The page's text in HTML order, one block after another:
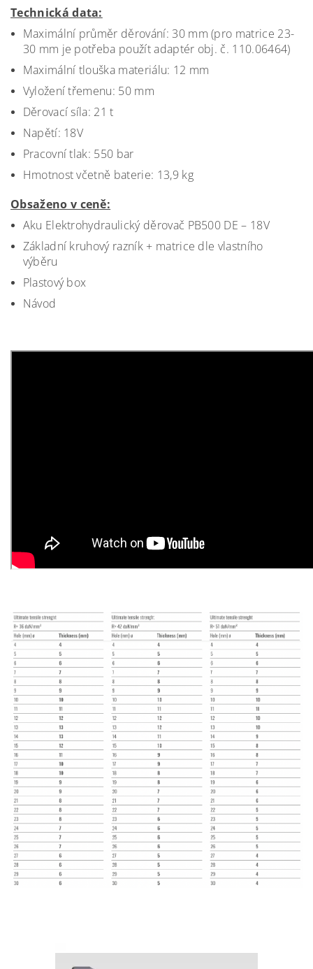
Technická data:
Maximální průměr děrování: 30 mm (pro matrice 23-
30 mm je potřeba použít adaptér obj. č. 110.06464)
Maximální tlouška materiálu: 12 mm
Vyložení třemenu: 50 mm
Děrovací síla: 21 t
Napětí: 18V
Pracovní tlak: 550 bar
Hmotnost včetně baterie: 13,9 kg
Obsaženo v ceně:
Aku Elektrohydraulický děrovač PB500 DE – 18V
Základní kruhový razník + matrice dle vlastního
výběru
Plastový box
Návod